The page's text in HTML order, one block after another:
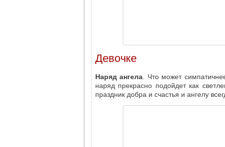
Девочке
Наряд ангела . Что может
наряд прекрасно подойдет как
праздник добра и счастья и ангелу